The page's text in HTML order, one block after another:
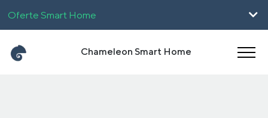
Oferte Smart Home
Pentru Firme
Chameleon Smart Home